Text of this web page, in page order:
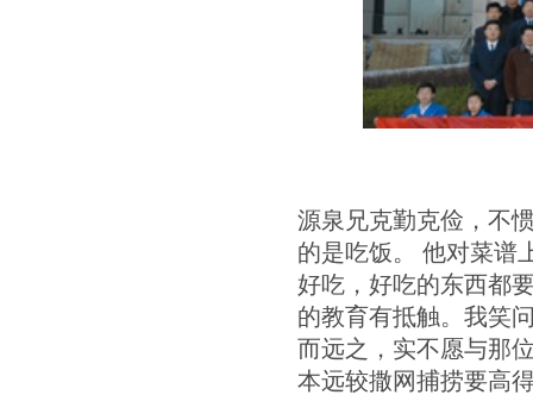
源泉兄克勤克俭，不
的是吃饭。 他对菜谱
好吃，好吃的东西都
的教育有抵触。我笑
而远之，实不愿与那
本远较撒网捕捞要高